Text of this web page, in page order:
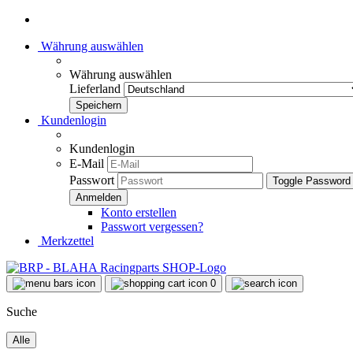
Währung auswählen
Währung auswählen
Lieferland
Kundenlogin
Kundenlogin
E-Mail
Passwort
Toggle
Konto erstellen
Passwort vergessen?
Merkzettel
0
Suche
Alle